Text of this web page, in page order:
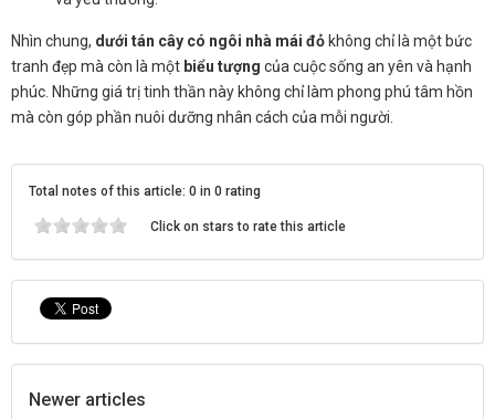
Nhìn chung, dưới tán cây có ngôi nhà mái đỏ không chỉ là một bức
tranh đẹp mà còn là một biểu tượng của cuộc sống an yên và hạnh
phúc. Những giá trị tinh thần này không chỉ làm phong phú tâm hồn
mà còn góp phần nuôi dưỡng nhân cách của mỗi người.
Total notes of this article: 0 in 0 rating
Click on stars to rate this article
Newer articles